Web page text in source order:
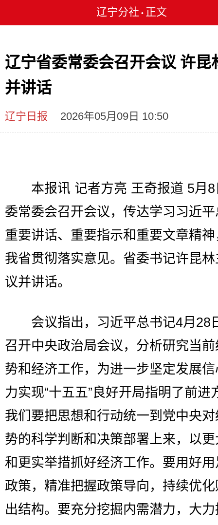
辽宁分社 • 正文
辽宁省委常委会召开会议 许昆
并讲话
辽宁日报 2026年05月09日 10:50
本报讯 记者方亮 王奇报道 5月8
委常委会召开会议，传达学习习近
重要讲话、重要指示和重要文章精
我省贯彻落实意见。省委书记许昆
议并讲话。
会议指出，习近平总书记4月28
召开中央政治局会议，分析研究当
势和经济工作，为进一步坚定发展
力实现“十五五”良好开局指明了前进
我们要把思想和行动统一到党中央
势的科学判断和决策部署上来，以
和更实举措抓好经济工作。要用好
政策，精准把握政策导向，持续优
出结构。要充分挖掘内需潜力，大